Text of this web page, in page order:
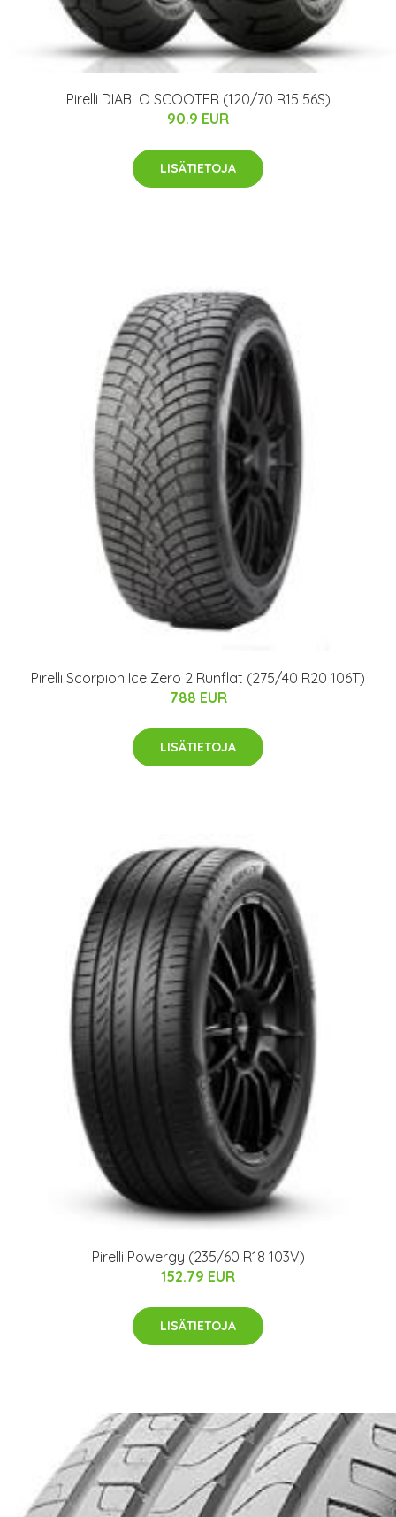
Pirelli DIABLO SCOOTER (120/70 R15 56S)
90.9 EUR
LISÄTIETOJA
Pirelli Scorpion Ice Zero 2 Runflat (275/40 R20 106T)
788 EUR
LISÄTIETOJA
Pirelli Powergy (235/60 R18 103V)
152.79 EUR
LISÄTIETOJA